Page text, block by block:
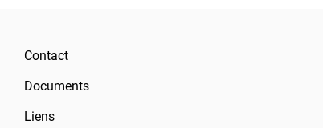
Contact
Documents
Liens